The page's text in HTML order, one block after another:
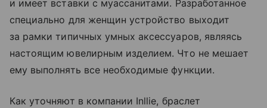
и имеет вставки с муассанитами. Разработанное
специально для женщин устройство выходит
за рамки типичных умных аксессуаров, являясь
настоящим ювелирным изделием. Что не мешает
ему выполнять все необходимые функции.
Как уточняют в компании Inllie, браслет